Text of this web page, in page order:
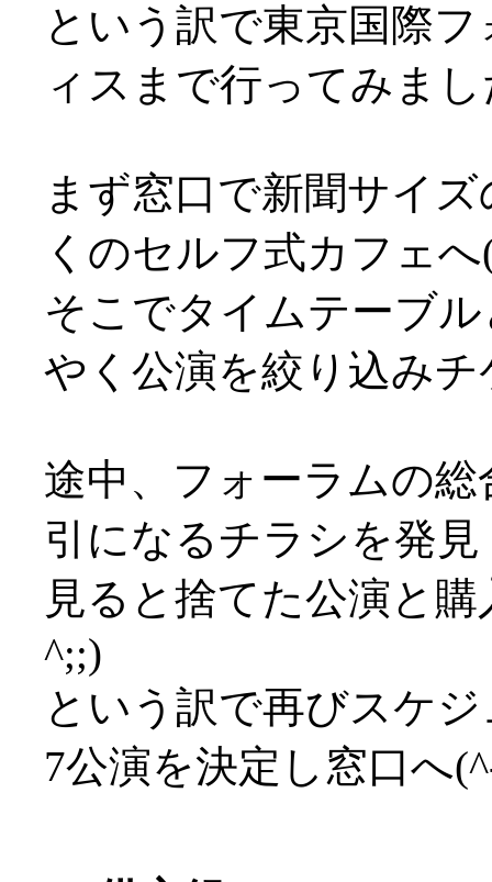
という訳で東京国際
ィスまで行ってみま
まず窓口で新聞サイ
くのセルフ式カフェ
そこでタイムテーブ
やく公演を絞り込み
途中、フォーラムの
引になるチラシを発見
見ると捨てた公演と
^;;)
という訳で再びスケ
7公演を決定し窓口へ